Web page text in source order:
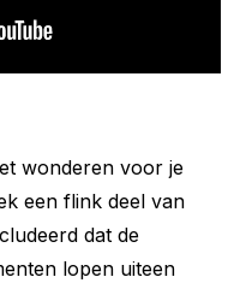
wonderen voor je
een flink deel van
dat de
lopen uiteen